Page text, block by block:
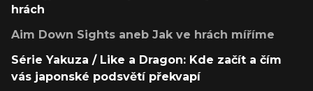
hrách
Aim Down Sights aneb Jak ve hrách míříme
Série Yakuza / Like a Dragon: Kde začít a čím
vás japonské podsvětí překvapí